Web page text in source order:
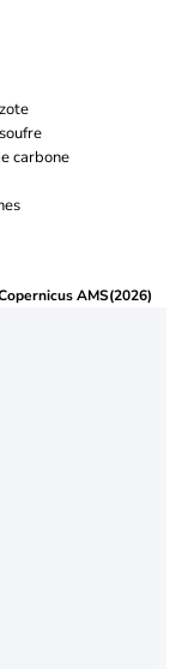
carbone
AMS(2026)